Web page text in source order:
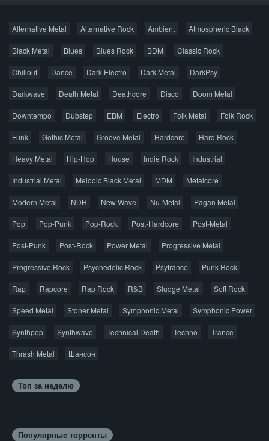
Alternative Metal Alternative Rock Ambient Atmospheric Black
Black Metal Blues Blues Rock BDM Classic Rock
Chillout Dance Dark Electro Dark Metal DarkPsy
Darkwave Death Metal Deathcore Disco Doom Metal
Downtempo Dubstep EBM Electro Folk Metal Folk Rock
Funk Gothic Metal Groove Metal Hardcore Hard Rock
Heavy Metal Hip-Hop House Indie Rock Industrial
Industrial Metal Melodic Black Metal MDM Metalcore
Modern Metal NDH New Wave Nu-Metal Pagan Metal
Pop Pop-Punk Pop-Rock Post-Hardcore Post-Metal
Post-Punk Post-Rock Power Metal Progressive Metal
Progressive Rock Psychedelic Rock Psytrance Punk Rock
Rap Rapcore Rap Rock R&B Sludge Metal Soft Rock
Speed Metal Stoner Metal Symphonic Metal Symphonic Power
Synthpop Synthwave Technical Death Techno Trance
Thrash Metal Шансон
Топ за неделю
Популярные торренты
Новые раздачи
Популярное за сутки
Главная Поиск по сайту
Карта сайта
Джаз
Метал Поп Рэп Рок Шансон
Весь материал выложен для ознакомления, после
лицензионную копию.